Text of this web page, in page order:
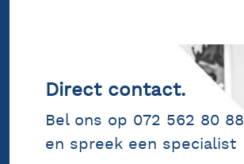
Direct contact.
Bel ons op 072 562 80 88
en spreek een specialist